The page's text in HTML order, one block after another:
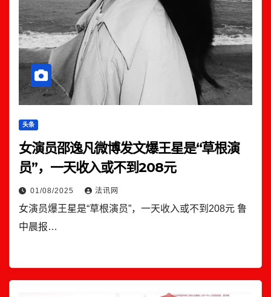
头条
女演员邵逸凡微博发文爆王星是“草根演
员”，一天收入或不到208元
01/08/2025 法讯网
女演员爆王星是“草根演员”，一天收入或不到208元 鲁
中晨报…